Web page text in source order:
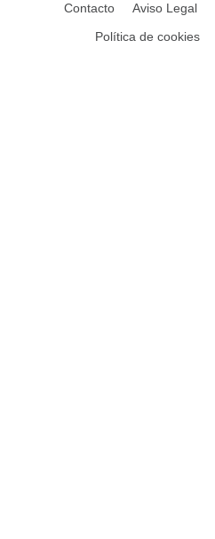
Contacto Aviso Legal
Política de cookies